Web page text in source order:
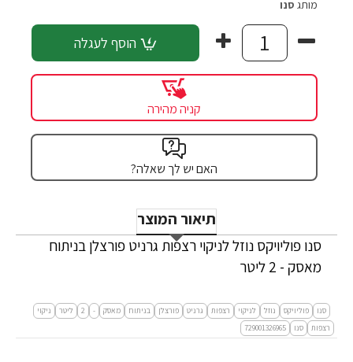
מותג סנו
הוסף לעגלה
קניה מהירה
האם יש לך שאלה?
תיאור המוצר
סנו פוליויקס נוזל לניקוי רצפות גרניט פורצלן בניתוח
מאסק - 2 ליטר
סנו פוליויקס נוזל לניקוי רצפות גרניט פורצלן בניתוח מאסק -
2 ליטר
ניקוי
רצפות
סנו 729001326965